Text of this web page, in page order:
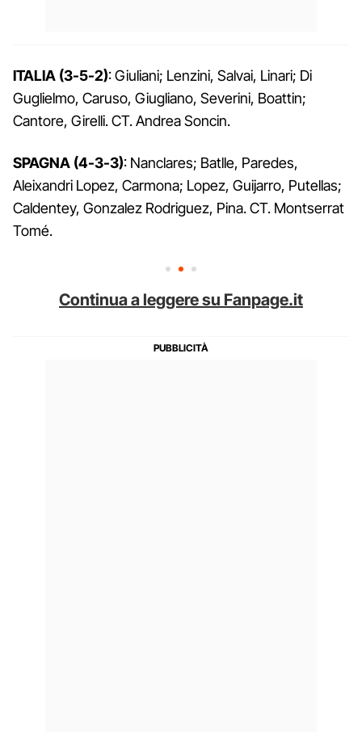
ITALIA (3-5-2): Giuliani; Lenzini, Salvai, Linari; Di
Guglielmo, Caruso, Giugliano, Severini, Boattin;
Cantore, Girelli. CT. Andrea Soncin.
SPAGNA (4-3-3): Nanclares; Batlle, Paredes,
Aleixandri Lopez, Carmona; Lopez, Guijarro, Putellas;
Caldentey, Gonzalez Rodriguez, Pina. CT. Montserrat
Tomé.
Continua a leggere su Fanpage.it